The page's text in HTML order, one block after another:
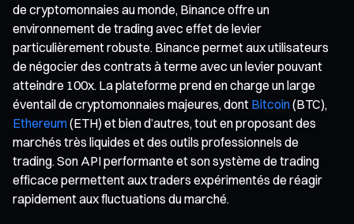
de cryptomonnaies au monde, Binance offre un
environnement de trading avec effet de levier
particulièrement robuste. Binance permet aux utilisateurs
de négocier des contrats à terme avec un levier pouvant
atteindre 100x. La plateforme prend en charge un large
éventail de cryptomonnaies majeures, dont Bitcoin(BTC),
Ethereum(ETH) et bien d’autres, tout en proposant des
marchés très liquides et des outils professionnels de
trading. Son API performante et son système de trading
efficace permettent aux traders expérimentés de réagir
rapidement aux fluctuations du marché.